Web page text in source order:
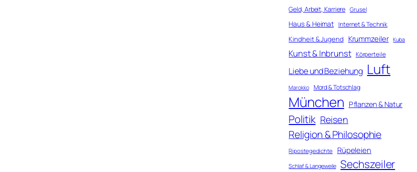
Geld, Arbeit, Karriere Grusel
Haus & Heimat Internet & Technik
Kindheit & Jugend Krummzeiler Kuba
Kunst & Inbrunst Körperteile
Liebe und Beziehung Luft
Marokko Mord & Totschlag
München Pflanzen & Natur
Politik Reisen
Religion & Philosophie
Ripostegedichte Rüpeleien
Schlaf & Langeweile Sechszeiler